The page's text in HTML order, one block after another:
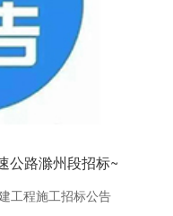
公路滁州段招标~
工程施工招标公告